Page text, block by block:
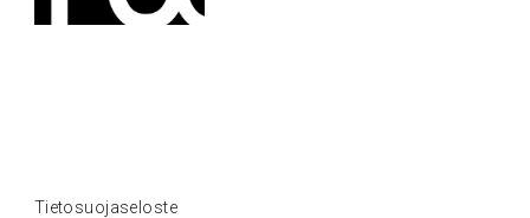
Tietosuojaseloste